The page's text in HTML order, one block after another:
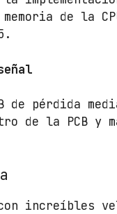
de la
de pérdida
de la PCB y
increíbles